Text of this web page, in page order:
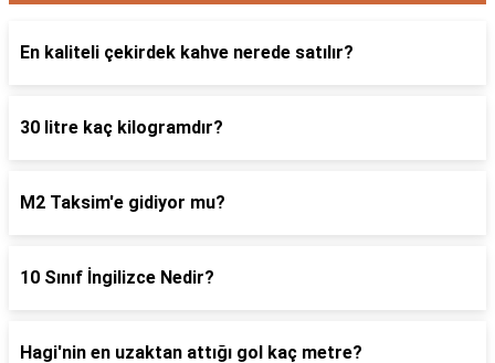
En kaliteli çekirdek kahve nerede satılır?
30 litre kaç kilogramdır?
M2 Taksim'e gidiyor mu?
10 Sınıf İngilizce Nedir?
Hagi'nin en uzaktan attığı gol kaç metre?